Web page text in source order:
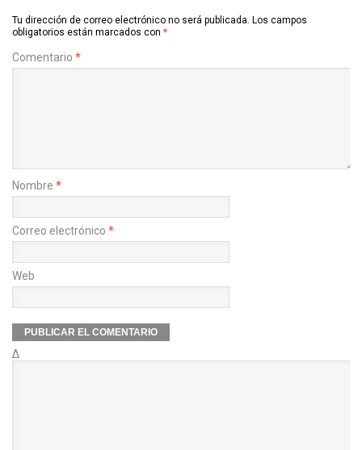
Tu dirección de correo electrónico no será publicada. Los campos
obligatorios están marcados con *
Comentario *
Nombre *
Correo electrónico *
Web
Δ